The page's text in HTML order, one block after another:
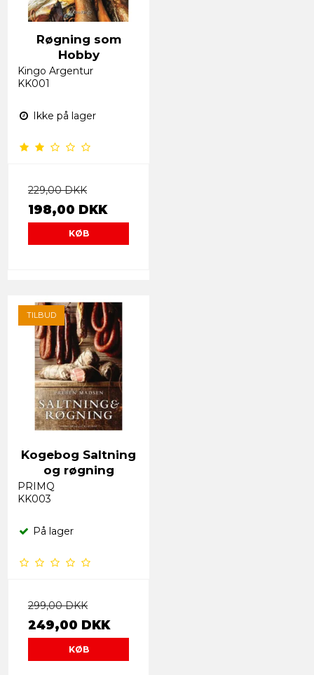
Røgning som
Hobby
Kingo Argentur
KK001
Ikke på lager
229,00 DKK
198,00 DKK
KØB
TILBUD
Kogebog Saltning
og røgning
PRIMQ
KK003
På lager
299,00 DKK
249,00 DKK
KØB